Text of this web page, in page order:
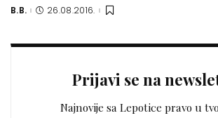
Posted
B.B. 26.08.2016.
Prijavi se na
Najnovije sa Lepotice pravo u